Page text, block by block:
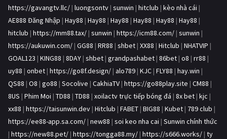
https://gavangtv.llc/ | luongsontv | sunwin | hitclub | kèo nhà cái |
AE888 Đăng Nhập | Hay88 | Hay88 | Hay88 | Hay88 | Hay88 | Hay88 |
hitclub | https://mm88.tax/ | sunwin | https://icm88.com/ | sunwin |
https://aukuwin.com/ | GG88 | RR88 | shbet | XX88 | Hitclub | NHATVIP |
GOAL123 | KING88 | 8DAY | shbet | grandpashabet | 86bet | o8 | rr88 |
uy88 | onbet | https://go8f.design/ | alo789 | KJC | FLY88 | hay.win |
QS88 | O8 | go88 | Socolive | CakhiaTV | https://go88play.site | CM88 |
8US | Phim Moi | TD88 | TD88 | xoilactv trực tiếp bóng đá | 8x bet | kjc |
xx88 | https://taisunwin.dev | Hitclub | FABET | BIG88 | Kubet | 789 club |
https://ee88-app.sa.com/ | new88 | soi keo nha cai | Sunwin chính thức
| https://new88.pet/ | https://tongga88.my/ | https://s666.works/ | ty